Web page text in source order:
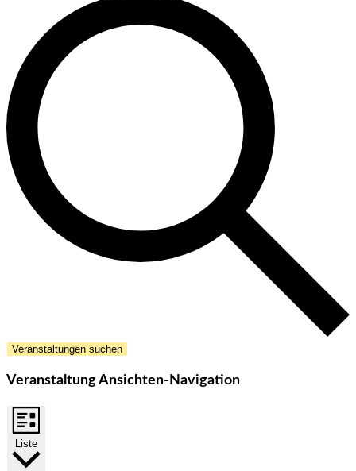
Veranstaltungen suchen
Veranstaltung Ansichten-Navigation
Liste